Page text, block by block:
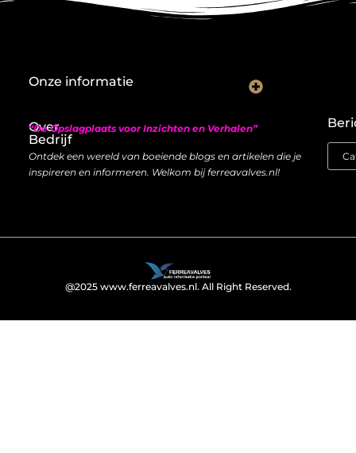
Over
Bedrijf
“De Opslagplaats voor Inzichten en Verhalen”
Ontdek een wereld van boeiende blogs en artikelen die je
inspireren en informeren. Welkom bij ferreavalves.nl!
Onze informatie
@2025 www.ferreavalves.nl. All Right Reserved.